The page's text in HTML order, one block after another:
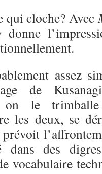
qui cloche? Avec
donne
assez
de
on le
les deux, se
des
vocabulaire